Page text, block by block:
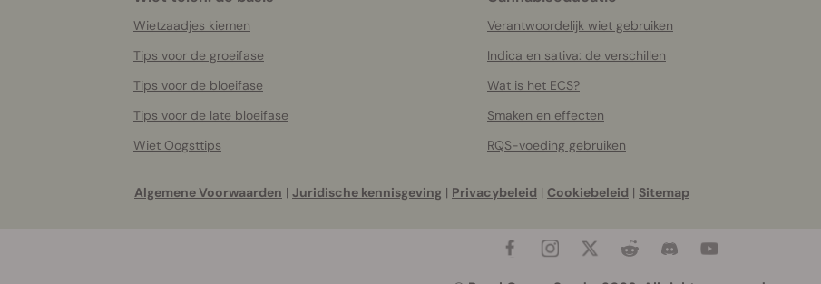
Wietzaadjes kiemen
Tips voor de groeifase
Tips voor de bloeifase
Tips voor de late bloeifase
Wiet Oogsttips
Verantwoordelijk wiet gebruiken
Indica en sativa: de verschillen
Wat is het ECS?
Smaken en effecten
RQS-voeding gebruiken
Algemene Voorwaarden | Juridische kennisgeving | Privacybeleid | Cookiebeleid | Sitemap